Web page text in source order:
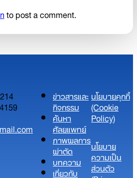
to post a comment.
ข่าวสารและ
กิจกรรม
ค้นหา
ศัลยแพทย์
ภาพผลการ
ผ่าตัด
บทความ
เกี่ยวกับ
นโยบายคุกกี้
(Cookie
Policy)
นโยบาย
ความเป็น
ส่วนตัว​